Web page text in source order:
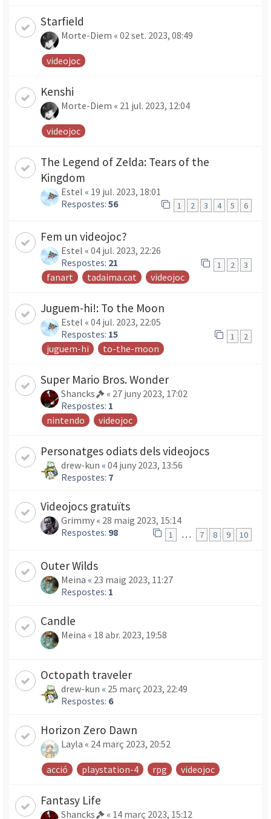
Starfield
Morte-Diem « 02 set. 2023, 08:49
videojoc
Kenshi
Morte-Diem « 21 jul. 2023, 12:04
videojoc
The Legend of Zelda: Tears of the
Kingdom
Estel « 19 jul. 2023, 18:01
Respostes: 56 1 2 3 4 5 6
Fem un videojoc?
Estel « 04 jul. 2023, 22:26
Respostes: 21 1 2 3
fanart tadaima.cat videojoc
Juguem-hi!: To the Moon
Estel « 04 jul. 2023, 22:05
Respostes: 15 1 2
juguem-hi to-the-moon
Super Mario Bros. Wonder
Shancks « 27 juny 2023, 17:02
Respostes: 1
nintendo
videojoc
Personatges odiats dels videojocs
drew-kun « 04 juny 2023, 13:56
Respostes: 7
Videojocs gratuïts
Grimmy « 28 maig 2023, 15:14
Respostes: 98 1 … 7 8 9 10
Outer Wilds
Meina « 23 maig 2023, 11:27
Respostes: 1
Candle
Meina « 18 abr. 2023, 19:58
Octopath traveler
drew-kun « 25 març 2023, 22:49
Respostes: 6
Horizon Zero Dawn
Layla « 24 març 2023, 20:52
acció playstation-4 rpg videojoc
Fantasy Life
Shancks « 14 març 2023, 15:12